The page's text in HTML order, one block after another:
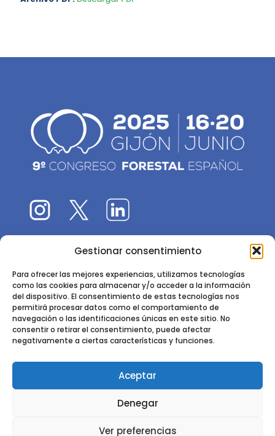
Gestionar consentimiento
Para ofrecer las mejores experiencias, utilizamos tecnologías
como las cookies para almacenar y/o acceder a la información
del dispositivo. El consentimiento de estas tecnologías nos
permitirá procesar datos como el comportamiento de
navegación o las identificaciones únicas en este sitio. No
consentir o retirar el consentimiento, puede afectar
negativamente a ciertas características y funciones.
Aceptar
Denegar
Ver preferencias
El 9CFE es una actividad promovida por laSociedad
Instituto de Ciencias Forestales, INIA-CSIC
Ctra. de la Coruña km 7,5 - 28040 Madrid
DERECHOS RESERVADOS. DISEÑO Y DESARROLLO DEL SITIO WEB,